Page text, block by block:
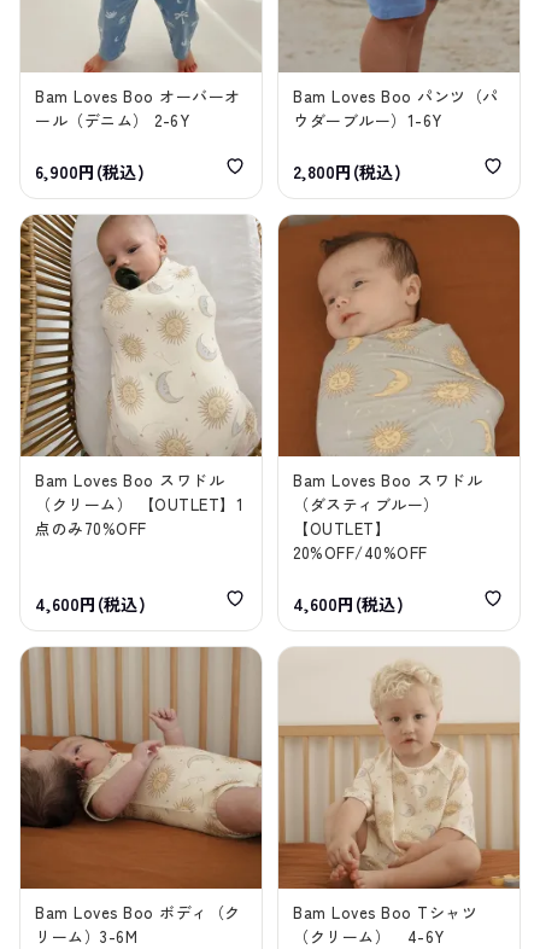
Bam Loves Boo オーバーオ
ール（デニム） 2-6Y
6,900円(税込)
Bam Loves Boo パンツ（パ
ウダーブルー）1-6Y
2,800円(税込)
Bam Loves Boo スワドル
（クリーム） 【OUTLET】1
点のみ70%OFF
4,600円(税込)
Bam Loves Boo スワドル
（ダスティブルー）
【OUTLET】
20%OFF/40%OFF
4,600円(税込)
Bam Loves Boo ボディ（ク
リーム）3-6M
Bam Loves Boo Tシャツ
（クリーム） 4-6Y